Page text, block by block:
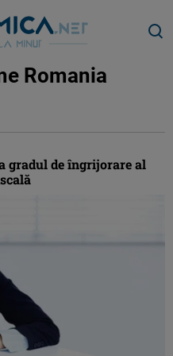
Romania
gradul de îngrijorare al